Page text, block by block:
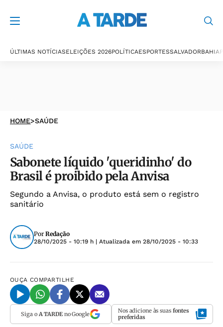
ÚLTIMAS NOTÍCIASELEIÇÕES 2026POLÍTICAESPORTESSALVADORBAHIA
HOME>SAÚDE
SAÚDE
Sabonete líquido 'queridinho' do
Brasil é proibido pela Anvisa
Segundo a Anvisa, o produto está sem o registro
sanitário
Por Redação
28/10/2025 - 10:19 h | Atualizada em 28/10/2025 - 10:33
OUÇA COMPARTILHE
Siga o A TARDEno Google Nos adicione às suas fontes
preferidas